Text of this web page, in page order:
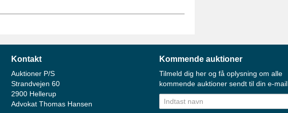
Kontakt
Auktioner P/S
Strandvejen 60
2900 Hellerup
Advokat Thomas Hansen
Kommende auktioner
Tilmeld dig her og få oplysning om alle
kommende auktioner sendt til din e-mail